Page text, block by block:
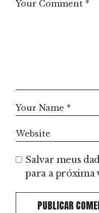
Salvar meus
para a próxima
PUBLICAR